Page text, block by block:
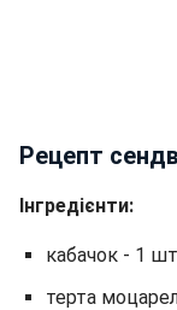
Рецепт
Інгредієнти:
кабачок - 1
терта